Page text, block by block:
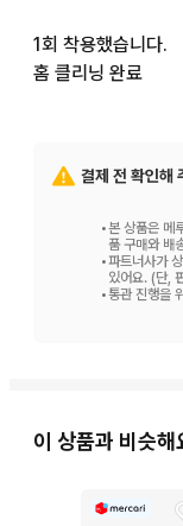
1회 착용했습니다.
홈 클리닝 완료
결제 전 확인해
•본 상품은 메
품 구매와 배
•파트너사가
있어요. (단,
•통관 진행을
이 상품과 비슷해